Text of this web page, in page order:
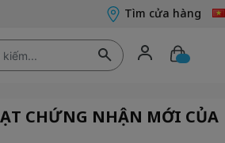
Tìm cửa hàng
CHỨNG NHẬN MỚI CỦA